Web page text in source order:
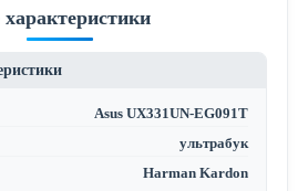
характеристики
Asus UX331UN-EG091T
ультрабук
Harman Kardon